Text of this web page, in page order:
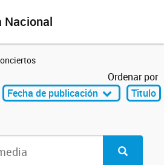
Ordenar por
Fecha de publicación
Titulo